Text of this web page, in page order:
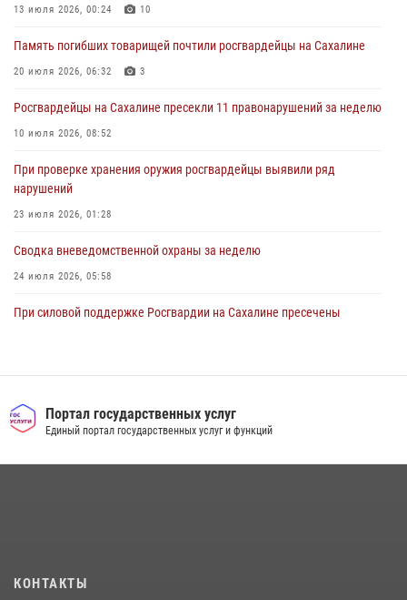
30 июля 2026, 07:18
8 единиц огнестрельного оружия и 400 патронов изъяли
росгвардейцы у нарушителей на Сахалине
13 июля 2026, 00:24 10
Память погибших товарищей почтили росгвардейцы на Сахалине
20 июля 2026, 06:32 3
Росгвардейцы на Сахалине пресекли 11 правонарушений за неделю
10 июля 2026, 08:52
При проверке хранения оружия росгвардейцы выявили ряд
нарушений
23 июля 2026, 01:28
Сводка вневедомственной охраны за неделю
24 июля 2026, 05:58
При силовой поддержке Росгвардии на Сахалине пресечены
оружия и 63 патрона
08 июля 2026, 06:41
Портал государственных услуг
Единый портал государственных услуг и функций
КОНТАКТЫ